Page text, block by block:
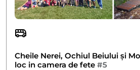
Cheile Nerei, Ochiul Beiului și
loc in camera de fete #5